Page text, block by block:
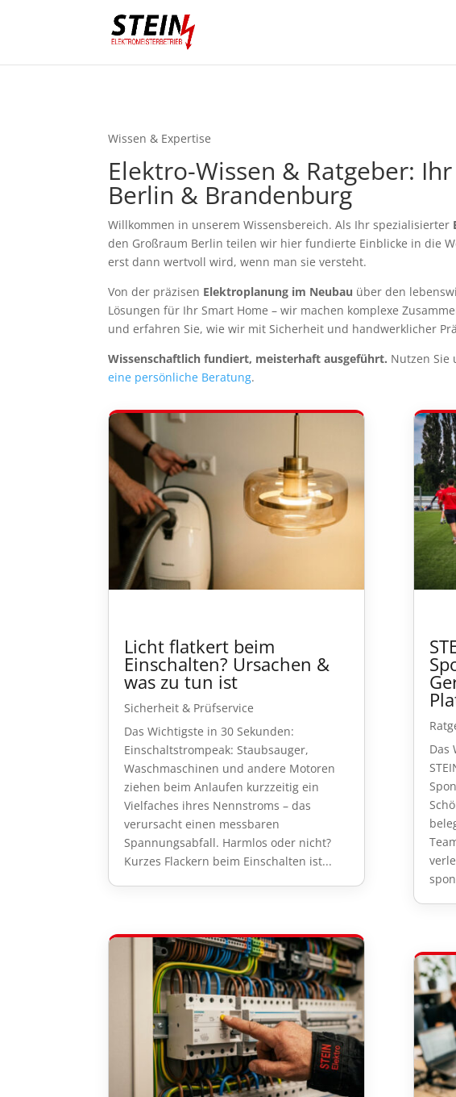
Wissen & Expertise
Elektro-Wissen & Ratgeber:
Berlin & Brandenburg
Willkommen in unserem Wissensbereich. Als Ihr spezialisierter
den Großraum Berlin teilen wir hier fundierte Einblicke in die
erst dann wertvoll wird, wenn man sie versteht.
Von der präzisen Elektroplanung im Neubau über den
Lösungen für Ihr Smart Home – wir machen komplexe
und erfahren Sie, wie wir mit Sicherheit und handwerklicher
Wissenschaftlich fundiert, meisterhaft ausgeführt. Nutzen Sie
eine persönliche Beratung.
Licht flatkert beim
Einschalten? Ursachen &
was zu tun ist
Sicherheit & Prüfservice
Das Wichtigste in 30 Sekunden:
Einschaltstrompeak: Staubsauger,
Waschmaschinen und andere Motoren
ziehen beim Anlaufen kurzzeitig ein
Vielfaches ihres Nennstroms – das
verursacht einen messbaren
Spannungsabfall. Harmlos oder nicht?
Kurzes Flackern beim Einschalten ist...
Das